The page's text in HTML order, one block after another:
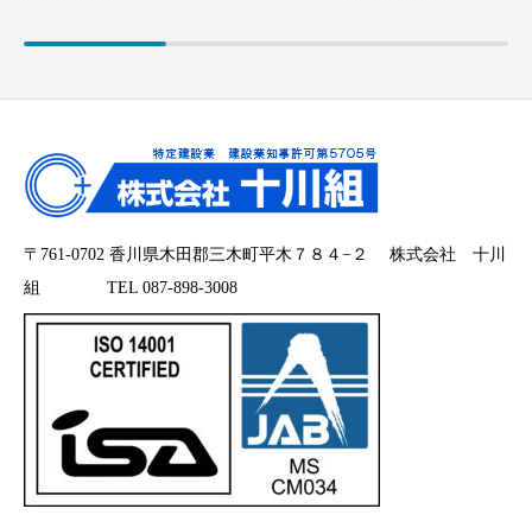
〒761-0702 香川県木田郡三木町平木７８４−２ 株式会社 十川
組 TEL 087-898-3008